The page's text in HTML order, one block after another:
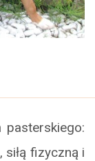
pasterskiego:
fizyczną i